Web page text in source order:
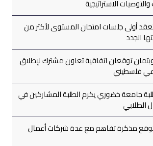
الاستراتيجية
أولى جلسات امتحان المستوى لأكثر من
الجدد
توقعان اتفاقية تعاون مشترك لإطلاق
فلسطيني
جامعة خضوري يكرم الطلبة المشاركين في
الطلابي
مذكرة تفاهم مع عدة شركات أعمال